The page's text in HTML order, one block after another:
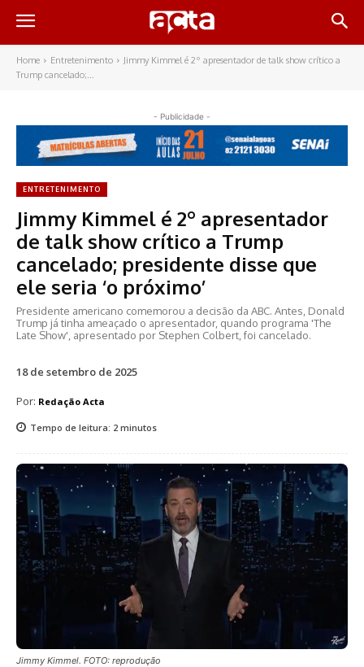
Home Entretenimento
Jimmy Kimmel é 2º apresentador de talk show crítico a
Trump cancelado;...
- Publicidade -
ENTRETENIMENTO
Jimmy Kimmel é 2º apresentador
de talk show crítico a Trump
cancelado; presidente disse que
ele seria ‘o próximo’
Presidente americano comemorou a decisão da ABC. Antes, Donald
Trump já tinha ameaçado o apresentador, quando programa 'The
Late Show', apresentado por Stephen Colbert, foi cancelado.
18 de setembro de 2025
Por: Redação Acta
Tempo de leitura: 2 minutos
Jimmy Kimmel. FOTO: reprodução